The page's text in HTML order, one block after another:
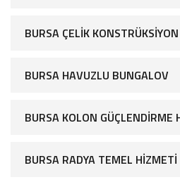
BURSA ÇELIK
BURSA HAVUZLU BUNGALOV
BURSA KOLON GÜÇLENDIRME
BURSA RADYA TEMEL HIZMETI